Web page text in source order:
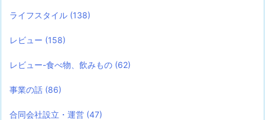
ライフスタイル (138)
レビュー (158)
レビュー-食べ物、飲みもの (62)
事業の話 (86)
合同会社設立・運営 (47)